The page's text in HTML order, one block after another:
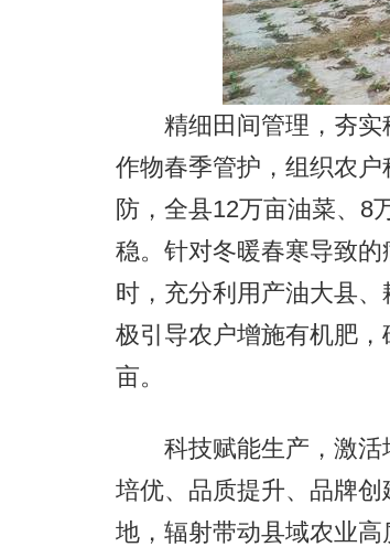
精细田间管理，夯实
作物春季管护，组织农
防，全县12万亩油菜、8
稳。针对冬暖春寒导致
时，充分利用产油大县
极引导农户增施有机肥
亩。
科技赋能生产，激活增
培优、品质提升、品牌
地，辐射带动县域农业